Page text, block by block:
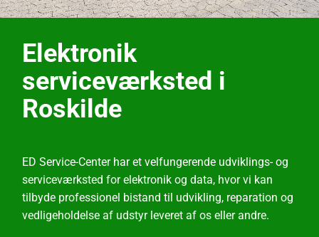
Elektronik
serviceværksted i
Roskilde
ED Service-Center har et velfungerende udviklings- og
serviceværksted for elektronik og data, hvor vi kan
tilbyde professionel bistand til udvikling, reparation og
vedligeholdelse af udstyr leveret af os eller andre.
Elektronik
serviceværksted i
Roskilde
ED Service-Center har et velfungerende udviklings- og
serviceværksted for elektronik og data, hvor vi kan
tilbyde professionel bistand til udvikling, reparation og
vedligeholdelse af udstyr leveret af os eller andre.